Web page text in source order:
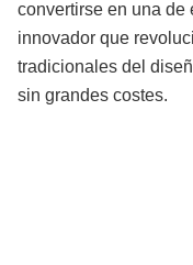
convertirse en una
innovador que
tradicionales del
sin grandes costes.